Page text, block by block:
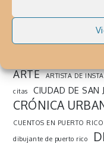
SEARCH THE WEB
ARTE ARTISTA DE
citas
CIUDAD DE SAN
CRÓNICA
CUENTOS EN PUERTO RICO
dibujante de puerto rico